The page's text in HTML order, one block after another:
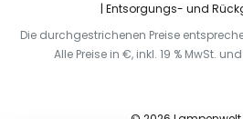
Entsorgungs- und
Die durchgestrichenen Preise
Alle Preise in €, inkl. 19 % MwSt.